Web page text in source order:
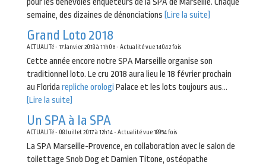
pour les bénévoles enquêteurs de la SPA de Marseille. Chaque
semaine, des dizaines de dénonciations [Lire la suite]
Grand Loto 2018
ACTUALITé - 17 Janvier 2018 à 11h06 - Actualité vue 14042 fois
Cette année encore notre SPA Marseille organise son
traditionnel loto. Le cru 2018 aura lieu le 18 février prochain
au Florida repliche orologi Palace et les lots toujours aus...
[Lire la suite]
Un SPA à la SPA
ACTUALITé - 08 Juillet 2017 à 12h14 - Actualité vue 18954 fois
La SPA Marseille-Provence, en collaboration avec le salon de
toilettage Snob Dog et Damien Titone, ostéopathe